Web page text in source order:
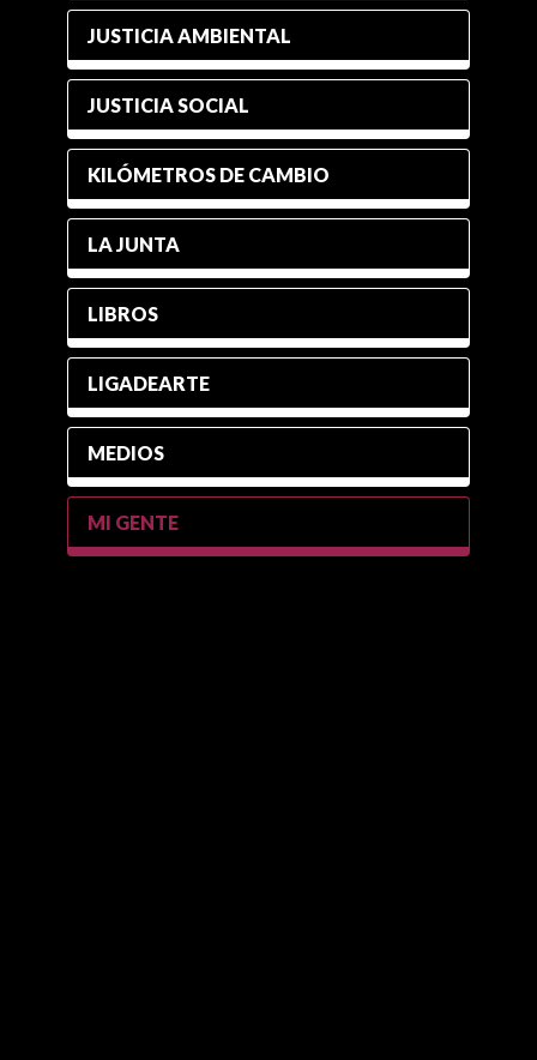
JUSTICIA AMBIENTAL
JUSTICIA SOCIAL
KILÓMETROS DE CAMBIO
LA JUNTA
LIBROS
LIGADEARTE
MEDIOS
MI GENTE